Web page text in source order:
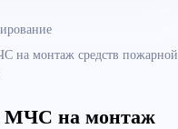
на монтаж средств пожарной
МЧС на монтаж